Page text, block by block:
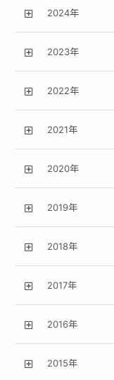
2024年
2023年
2022年
2021年
2020年
2019年
2018年
2017年
2016年
2015年